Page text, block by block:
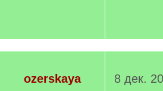
ozerskaya
8 дек.